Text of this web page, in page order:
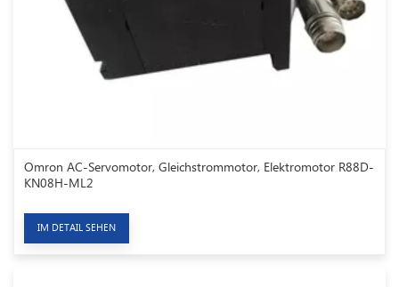
Omron AC-Servomotor, Gleichstrommotor, Elektromotor R88D-
KN08H-ML2
IM DETAIL SEHEN